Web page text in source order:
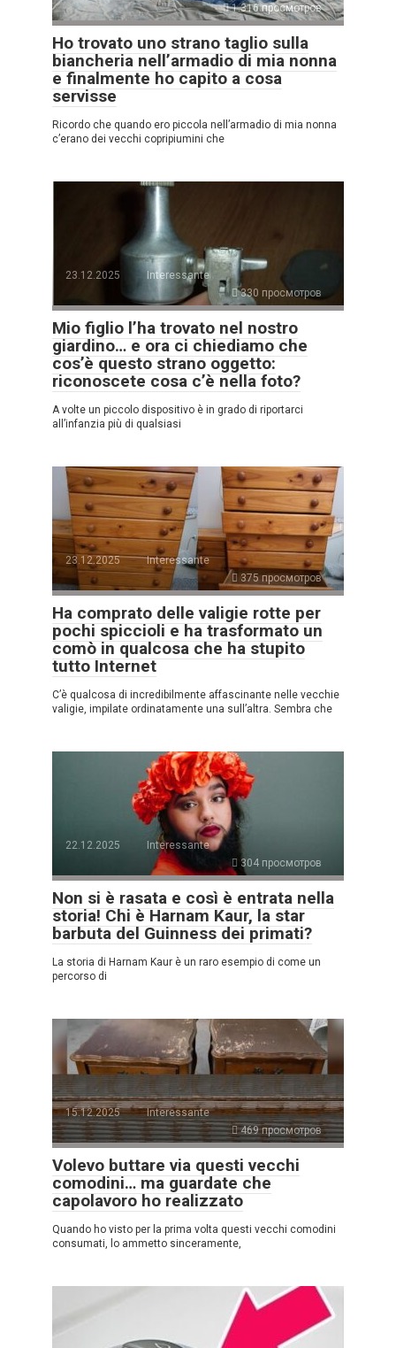
1.316 просмотров
Ho trovato uno strano taglio sulla
biancheria nell’armadio di mia nonna
e finalmente ho capito a cosa
servisse
Ricordo che quando ero piccola nell’armadio di mia nonna
c’erano dei vecchi copripiumini che
23.12.2025
Interessante
330 просмотров
Mio figlio l’ha trovato nel nostro
giardino… e ora ci chiediamo che
cos’è questo strano oggetto:
riconoscete cosa c’è nella foto?
A volte un piccolo dispositivo è in grado di riportarci
all’infanzia più di qualsiasi
23.12.2025
Interessante
375 просмотров
Ha comprato delle valigie rotte per
pochi spiccioli e ha trasformato un
comò in qualcosa che ha stupito
tutto Internet
C’è qualcosa di incredibilmente affascinante nelle vecchie
valigie, impilate ordinatamente una sull’altra. Sembra che
22.12.2025
Interessante
304 просмотров
Non si è rasata e così è entrata nella
storia! Chi è Harnam Kaur, la star
barbuta del Guinness dei primati?
La storia di Harnam Kaur è un raro esempio di come un
percorso di
15.12.2025
Interessante
469 просмотров
Volevo buttare via questi vecchi
comodini… ma guardate che
capolavoro ho realizzato
Quando ho visto per la prima volta questi vecchi comodini
consumati, lo ammetto sinceramente,